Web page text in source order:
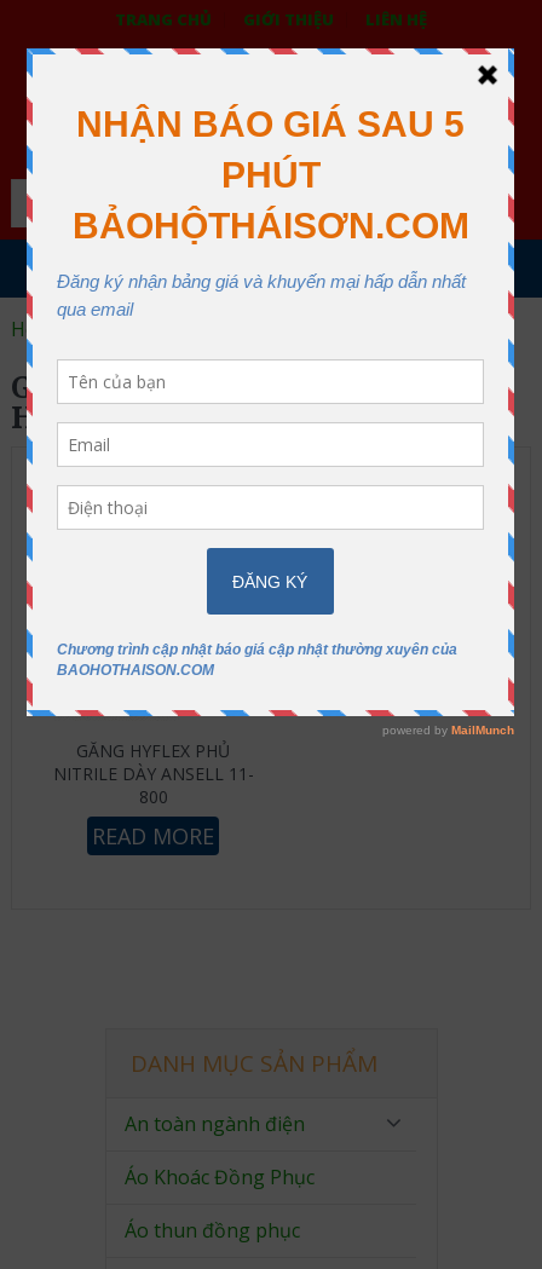
TRANG CHỦ GIỚI THIỆU LIÊN HỆ
BẢO HỘ LAO ĐỘNG THÁI SƠN
XƯỞNG MAY THÁI SƠN QUẬN 12
Search
MENU
Home
GĂNG TAY ANSELL 11-800
HYFLEXTM
GĂNG HYFLEX PHỦ
NITRILE DÀY ANSELL 11-
800
READ MORE
DANH MỤC SẢN PHẨM
An toàn ngành điện
Áo Khoác Đồng Phục
Áo thun đồng phục